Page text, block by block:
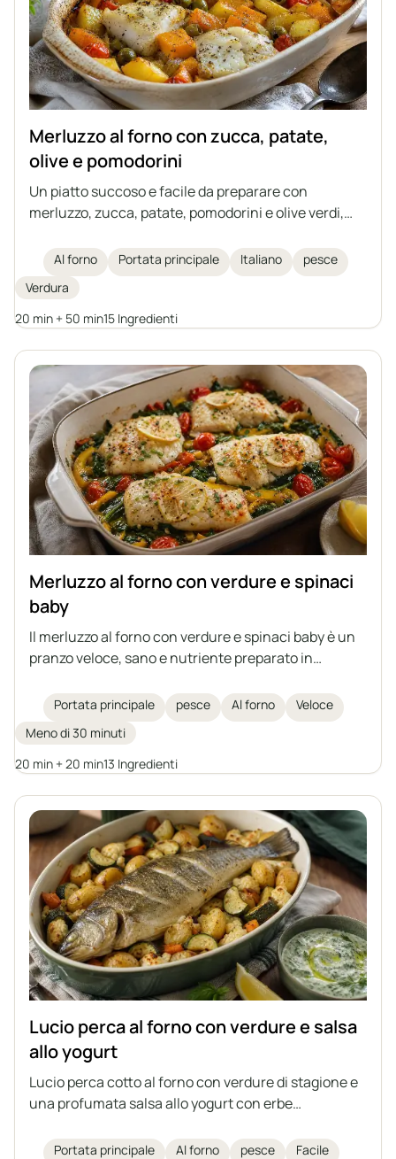
Merluzzo al forno con zucca, patate,
olive e pomodorini
Un piatto succoso e facile da preparare con
merluzzo, zucca, patate, pomodorini e olive verdi,
ideale per le giornate autunnali e invernali, ispirata
alla cucina italiana. Uno sformato che non richiede
contorni aggiuntivi, ricco di verdure e di erbe
aromatiche.
Al forno Portata principale Italiano
pesce
Verdura
20 min + 50 min15 Ingredienti
Merluzzo al forno con verdure e spinaci
baby
Il merluzzo al forno con verdure e spinaci baby è un
pranzo veloce, sano e nutriente preparato in
cotti al forno su un letto di verdure con l'aggiunta di
spezie aromatiche, olio d'oliva e burro chiarificato.
Un'ottima idea per un piatto principale per tutta la
famiglia.
Portata principale pesce Al forno
Veloce
Meno di 30 minuti
20 min + 20 min13 Ingredienti
Lucio perca al forno con verdure e salsa
allo yogurt
Lucio perca cotto al forno con verdure di stagione e
una profumata salsa allo yogurt con erbe
sostanzioso, che può essere preparato anche con
Portata principale Al forno pesce Facile